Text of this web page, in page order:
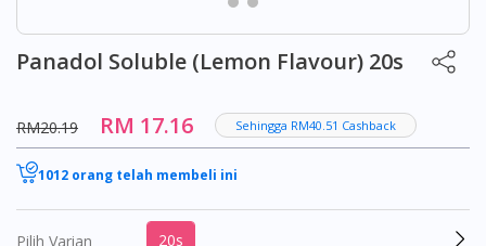
Panadol Soluble (Lemon Flavour) 20s
RM20.19 RM 17.16 Sehingga RM40.51 Cashback
1012 orang telah membeli ini
Pilih Varian 20s